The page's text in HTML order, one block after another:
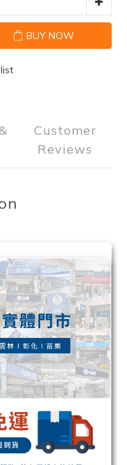
BUY NOW
Customer
Reviews